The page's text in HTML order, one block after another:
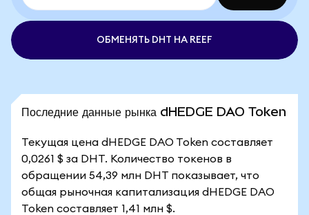
ОБМЕНЯТЬ DHT НА REEF
Последние данные рынка dHEDGE DAO Token
Текущая цена dHEDGE DAO Token составляет
0,0261 $ за DHT. Количество токенов в
обращении 54,39 млн DHT показывает, что
общая рыночная капитализация dHEDGE DAO
Token составляет 1,41 млн $.